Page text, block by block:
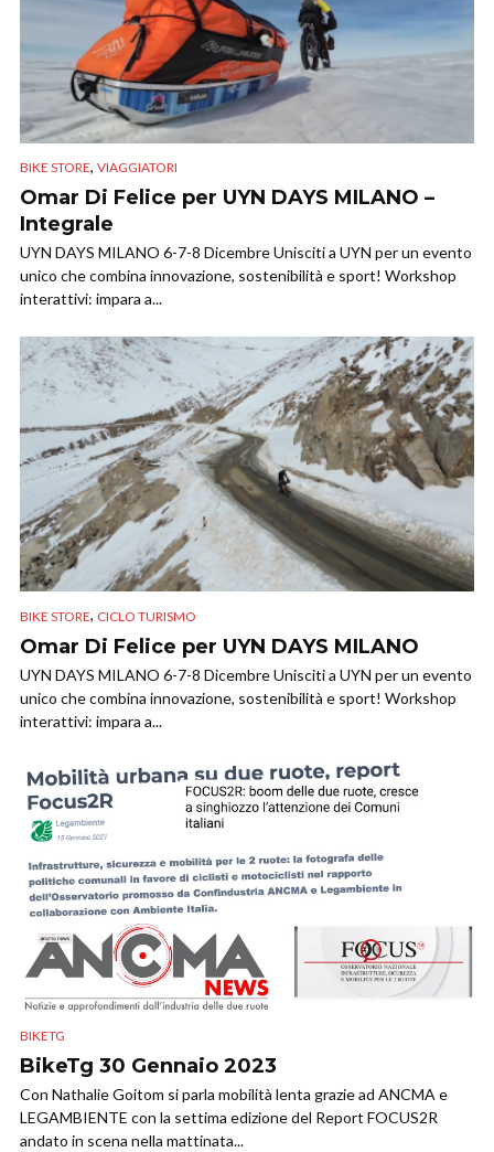
BIKE STORE, VIAGGIATORI
Omar Di Felice per UYN DAYS MILANO –
Integrale
UYN DAYS MILANO 6-7-8 Dicembre Unisciti a UYN per un evento
unico che combina innovazione, sostenibilità e sport! Workshop
interattivi: impara a...
BIKE STORE, CICLO TURISMO
Omar Di Felice per UYN DAYS MILANO
UYN DAYS MILANO 6-7-8 Dicembre Unisciti a UYN per un evento
unico che combina innovazione, sostenibilità e sport! Workshop
interattivi: impara a...
BIKETG
BikeTg 30 Gennaio 2023
Con Nathalie Goitom si parla mobilità lenta grazie ad ANCMA e
LEGAMBIENTE con la settima edizione del Report FOCUS2R
andato in scena nella mattinata...